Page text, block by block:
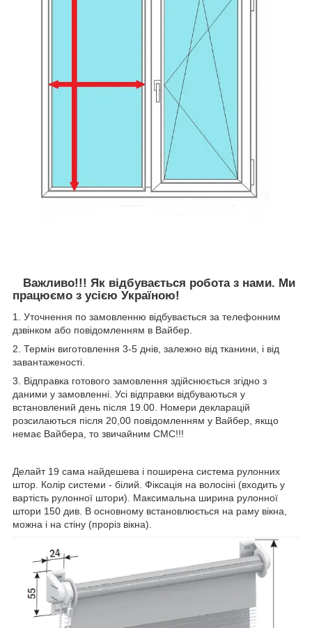
Важливо!!! Як відбувається робота з нами. Ми
працюємо з усією Україною!
1. Уточнення по замовленню відбувається за телефонним
дзвінком або повідомленням в Вайбер.
2. Термін виготовлення 3-5 днів, залежно від тканини, і від
завантаженості.
3. Відправка готового замовлення здійснюється згідно з
даними у замовленні. Усі відправки відбуваються у
встановлений день після 19.00. Номери декларацій
розсилаються після 20,00 повідомленням у Вайбер, якщо
немає Вайбера, то звичайним СМС!!!
Делайт 19 сама найдешева і поширена система рулонних
штор. Колір системи - білий. Фіксація на волосіні (входить у
вартість рулонної штори). Максимальна ширина рулонної
штори 150 див. В основному встановлюється на раму вікна,
можна і на стіну (проріз вікна).